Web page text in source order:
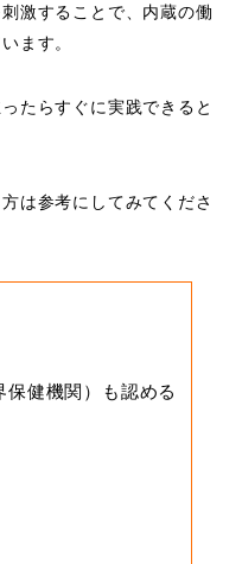
激することで、内蔵の働
ます。
たらすぐに実践できると
は参考にしてみてくださ
健機関）も認める